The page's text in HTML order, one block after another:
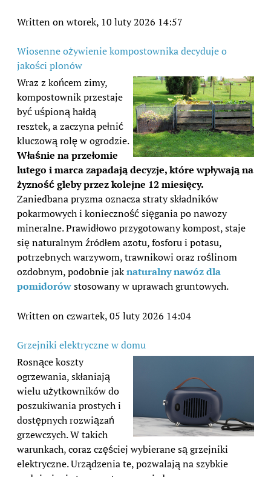
Written on wtorek, 10 luty 2026 14:57
Wiosenne ożywienie kompostownika decyduje o
jakości plonów
Wraz z końcem zimy,
kompostownik przestaje
być uśpioną hałdą
resztek, a zaczyna pełnić
kluczową rolę w ogrodzie.
Właśnie na przełomie
lutego i marca zapadają decyzje, które wpływają na
żyzność gleby przez kolejne 12 miesięcy.
Zaniedbana pryzma oznacza straty składników
pokarmowych i konieczność sięgania po nawozy
mineralne. Prawidłowo przygotowany kompost, staje
się naturalnym źródłem azotu, fosforu i potasu,
potrzebnych warzywom, trawnikowi oraz roślinom
ozdobnym, podobnie jaknaturalny nawóz dla
pomidorówstosowany w uprawach gruntowych.
Written on czwartek, 05 luty 2026 14:04
Grzejniki elektryczne w domu
Rosnące koszty
ogrzewania, skłaniają
wielu użytkowników do
poszukiwania prostych i
dostępnych rozwiązań
grzewczych. W takich
warunkach, coraz częściej wybierane są grzejniki
elektryczne. Urządzenia te, pozwalają na szybkie